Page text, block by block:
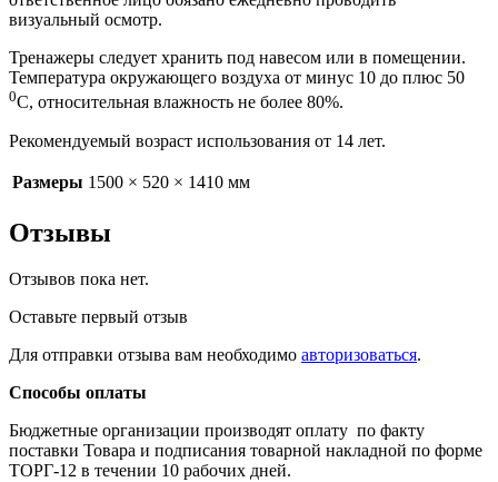
визуальный осмотр.
Тренажеры следует хранить под навесом или в помещении.
Температура окружающего воздуха от минус 10 до плюс 50
0С, относительная влажность не более 80%.
Рекомендуемый возраст использования от 14 лет.
Размеры 1500 × 520 × 1410 мм
Отзывы
Отзывов пока нет.
Оставьте первый отзыв
Для отправки отзыва вам необходимо авторизоваться.
Способы оплаты
Бюджетные организации производят оплату по факту
поставки Товара и подписания товарной накладной по форме
ТОРГ-12 в течении 10 рабочих дней.